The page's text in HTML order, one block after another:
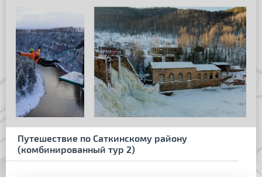
Путешествие по Саткинскому району
(комбинированный тур 2)